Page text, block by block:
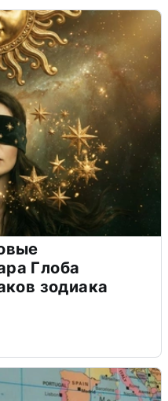
Глоба
зодиака